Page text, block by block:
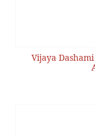
Vijaya